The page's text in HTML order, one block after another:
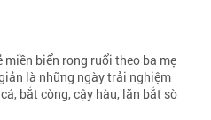
miền biển rong ruổi theo ba mẹ
là những ngày trải nghiệm
bắt còng, cậy hàu, lặn bắt sò